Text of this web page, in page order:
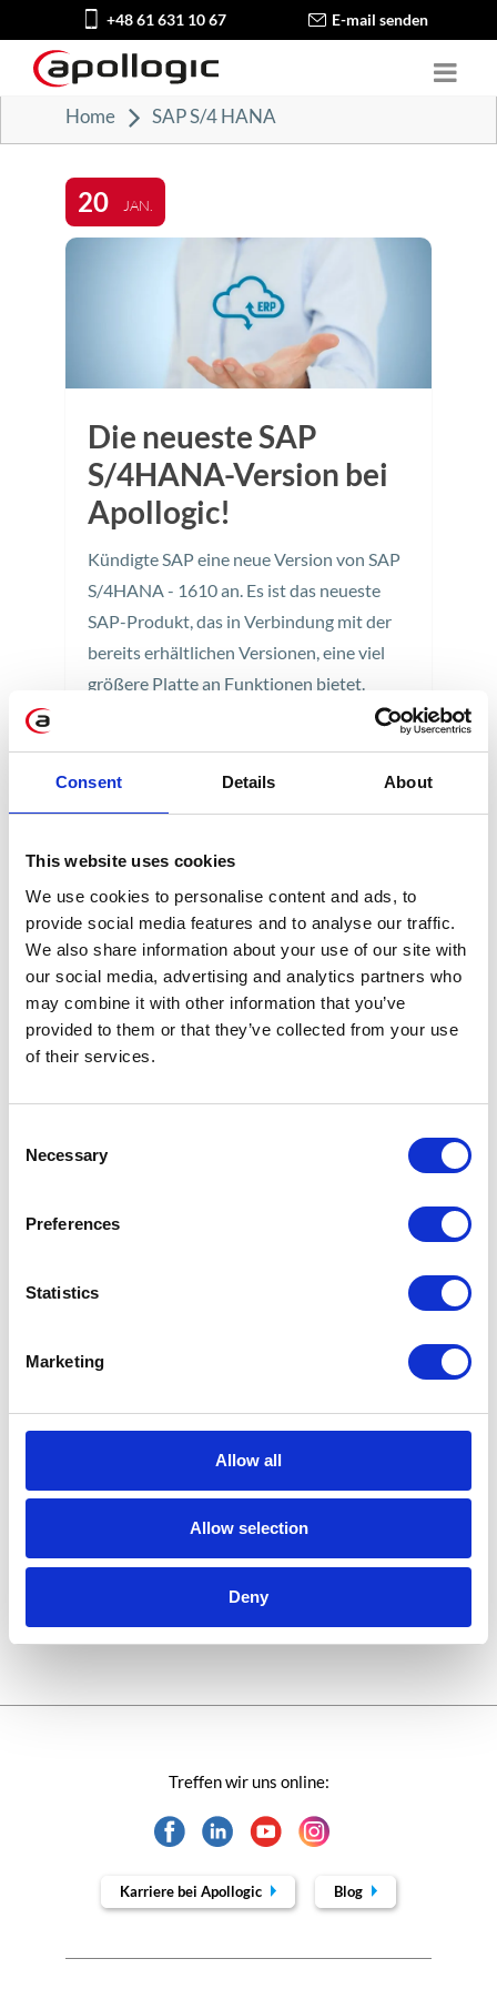
Consent Details About
This website uses cookies
We use cookies to personalise content and ads, to
provide social media features and to analyse our traffic.
We also share information about your use of our site with
our social media, advertising and analytics partners who
may combine it with other information that you’ve
provided to them or that they’ve collected from your use
of their services.
Selection
Necessary
Preferences
Statistics
Marketing
Allow all
Allow selection
Deny
+48 61 631 10 67 E-mail senden
Home SAP S/4 HANA
20 JAN.
Die neueste SAP
S/4HANA-Version bei
Apollogic!
Kündigte SAP eine neue Version von SAP
S/4HANA - 1610 an. Es ist das neueste
SAP-Produkt, das in Verbindung mit der
bereits erhältlichen Versionen, eine viel
größere Platte an Funktionen bietet.
Verfügbar ist es sowohl als Cloud-Version,
und auch als Misch-Modell. Die neuen
Funktionen, wie unter anderem eine
Geschäftsprozesse und die Möglichkeit
der HANA-Datenbank-Implementierung,
die eine enorme Rechenleistung bietet,
können Unternehmen besser und
schneller auf Marktänderungen reagieren.
2 min
Technologien von morgen
Treffen wir uns online:
Karriere bei Apollogic Blog